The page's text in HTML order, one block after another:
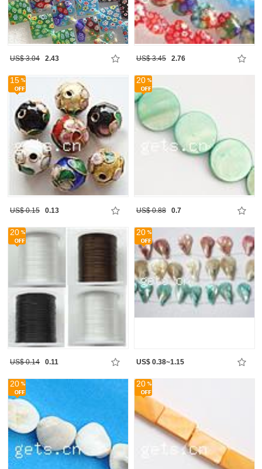
US$ 3.04 2.43 US$ 3.45 2.76
15
US$ 0.15 0.13
20
US$ 0.88 0.7
20
US$ 0.14 0.11
20
US$ 0.38~1.15
20 20